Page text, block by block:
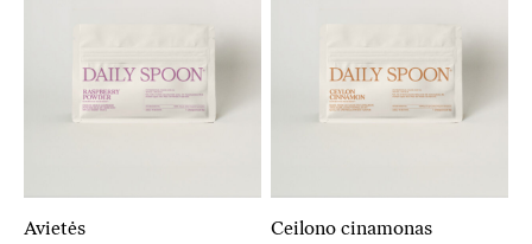
Avietės Ceilono cinamonas